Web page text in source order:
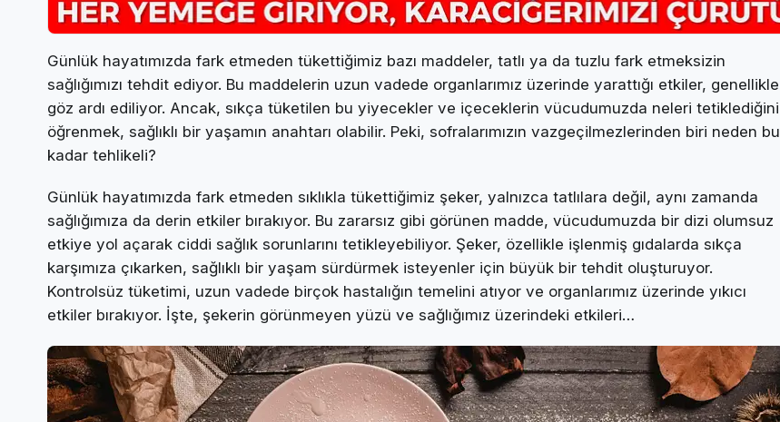
Günlük hayatımızda fark etmeden tükettiğimiz bazı maddeler, tatlı ya da tuzlu fark etmeksizin
sağlığımızı tehdit ediyor. Bu maddelerin uzun vadede organlarımız üzerinde yarattığı etkiler, genellikle
göz ardı ediliyor. Ancak, sıkça tüketilen bu yiyecekler ve içeceklerin vücudumuzda neleri tetiklediğini
öğrenmek, sağlıklı bir yaşamın anahtarı olabilir. Peki, sofralarımızın vazgeçilmezlerinden biri neden bu
kadar tehlikeli?
Günlük hayatımızda fark etmeden sıklıkla tükettiğimiz şeker, yalnızca tatlılara değil, aynı zamanda
sağlığımıza da derin etkiler bırakıyor. Bu zararsız gibi görünen madde, vücudumuzda bir dizi olumsuz
etkiye yol açarak ciddi sağlık sorunlarını tetikleyebiliyor. Şeker, özellikle işlenmiş gıdalarda sıkça
karşımıza çıkarken, sağlıklı bir yaşam sürdürmek isteyenler için büyük bir tehdit oluşturuyor.
Kontrolsüz tüketimi, uzun vadede birçok hastalığın temelini atıyor ve organlarımız üzerinde yıkıcı
etkiler bırakıyor. İşte, şekerin görünmeyen yüzü ve sağlığımız üzerindeki etkileri…